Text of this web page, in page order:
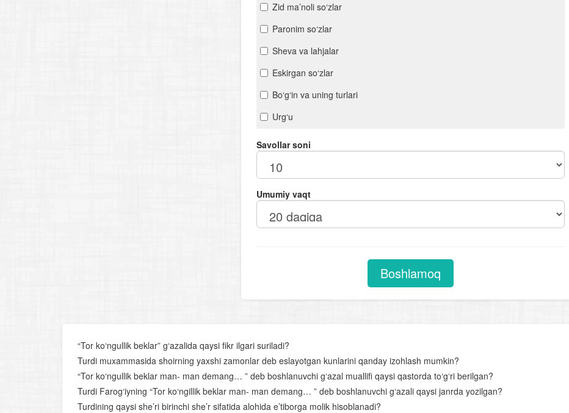
Zid ma’noli so‘zlar
Paronim so‘zlar
Sheva va lahjalar
Eskirgan so‘zlar
Bo‘g‘in va uning turlari
Urg‘u
Orfoepiya
Mustaqil so‘z turkumlari
Otlarning tuzilishiga ko‘ra turlari
Sifat darajalari
Sifatlarning otlashishi
Olmoshning tuzilishiga ko‘ra turlari
Uyushiq bo‘lakli gaplar
Gapning tuzilish jihatdan turlari. Sodda gap
Bog‘lovchisiz bog‘langan qo‘shma gap
Savollar soni
Umumiy vaqt
Boshlamoq
“Tor ko‘ngullik beklar” g‘azalida qaysi fikr ilgari suriladi?
Turdi muxammasida shoirning yaxshi zamonlar deb eslayotgan kunlarini qanday izohlash mumkin?
“Tor ko‘ngullik beklar man- man demang… ” deb boshlanuvchi g‘azal muallifi qaysi qastorda to‘g‘ri berilgan?
Turdi Farog‘iyning “Tor ko‘ngillik beklar man- man demang… ” deb boshlanuvchi g‘azali qaysi janrda yozilgan?
Turdining qaysi she’ri birinchi she’r sifatida alohida e’tiborga molik hisoblanadi?